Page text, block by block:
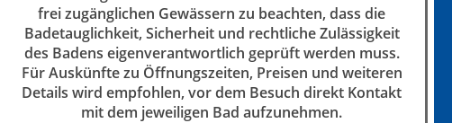
frei zugänglichen Gewässern zu beachten, dass die
Badetauglichkeit, Sicherheit und rechtliche Zulässigkeit
des Badens eigenverantwortlich geprüft werden muss.
Für Auskünfte zu Öffnungszeiten, Preisen und weiteren
Details wird empfohlen, vor dem Besuch direkt Kontakt
mit dem jeweiligen Bad aufzunehmen.